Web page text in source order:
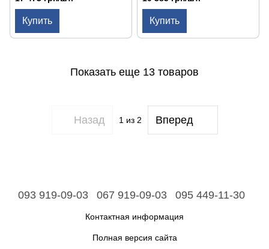
Купить Купить
Показать еще 13 товаров
Назад 1из 2 Вперед
093 919-09-03 067 919-09-03 095 449-11-30
Контактная информация
Полная версия сайта